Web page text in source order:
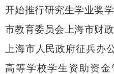
开始推行研究生学业奖
市教育委员会 上海市财
上海市人民政府征兵办
高等学校学生资助资金